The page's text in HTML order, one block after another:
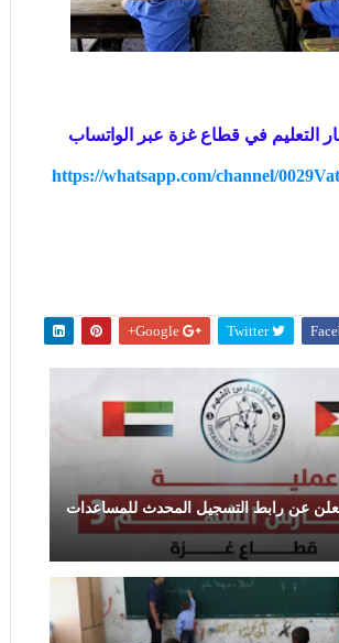
التعليم في قطاع غزة عبر الواتساب
https://whatsapp.com/channel/
Twitter
Google+
عن رابط التسجيل المحدث للمساعدات